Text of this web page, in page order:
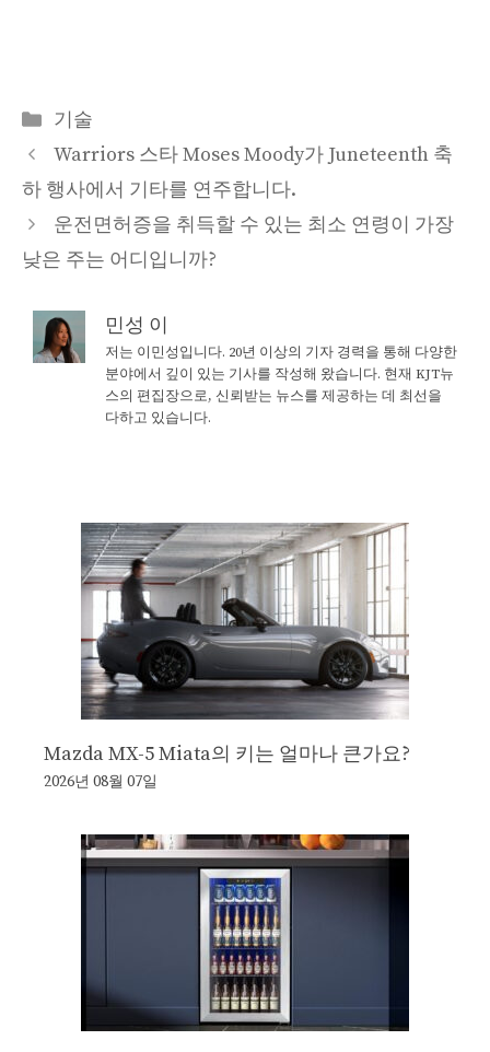
Categories
기술
Warriors 스타 Moses Moody가 Juneteenth 축
하 행사에서 기타를 연주합니다.
운전면허증을 취득할 수 있는 최소 연령이 가장
낮은 주는 어디입니까?
민성 이
저는 이민성입니다. 20년 이상의 기자 경력을 통해 다양한
분야에서 깊이 있는 기사를 작성해 왔습니다. 현재 KJT뉴
스의 편집장으로, 신뢰받는 뉴스를 제공하는 데 최선을
다하고 있습니다.
Mazda MX-5 Miata의 키는 얼마나 큰가요?
2026년 08월 07일